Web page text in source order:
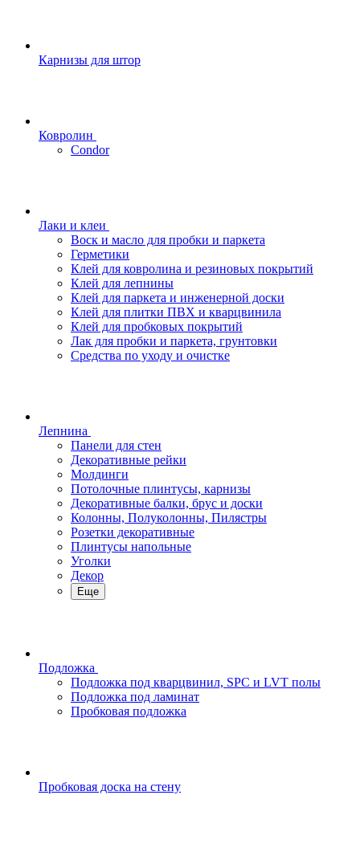
Карнизы для штор
Ковролин
Condor
Лаки и клеи
Воск и масло для пробки и паркета
Герметики
Клей для ковролина и резиновых покрытий
Клей для лепнины
Клей для паркета и инженерной доски
Клей для плитки ПВХ и кварцвинила
Клей для пробковых покрытий
Лак для пробки и паркета, грунтовки
Средства по уходу и очистке
Лепнина
Панели для стен
Декоративные рейки
Молдинги
Потолочные плинтусы, карнизы
Декоративные балки, брус и доски
Колонны, Полуколонны, Пилястры
Розетки декоративные
Плинтусы напольные
Уголки
Декор
Еще
Подложка
Подложка под кварцвинил, SPC и LVT полы
Подложка под ламинат
Пробковая подложка
Пробковая доска на стену